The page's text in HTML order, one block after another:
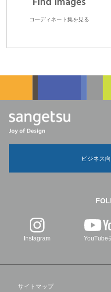
コーディネート集を見る
ビジネス
Instagram YouTube
サイトマップ